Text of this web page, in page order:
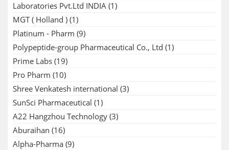
Laboratories Pvt.Ltd INDIA (1)
MGT ( Holland ) (1)
Platinum - Pharm (9)
Polypeptide-group Pharmaceutical Co., Ltd (1)
Prime Labs (19)
Pro Pharm (10)
Shree Venkatesh international (3)
SunSci Pharmaceutical (1)
A22 Hangzhou Technology (3)
Aburaihan (16)
Alpha-Pharma (9)